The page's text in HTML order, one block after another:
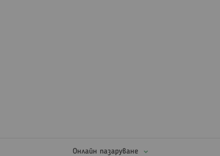
Онлайн пазаруване